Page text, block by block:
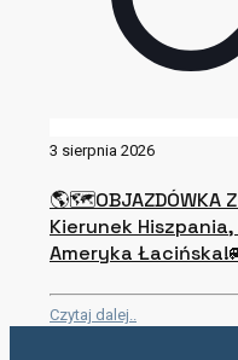
3 sierpnia 2026
🌎🗺OBJAZDÓWKA Z
Kierunek
Ameryka
Czytaj dalej..